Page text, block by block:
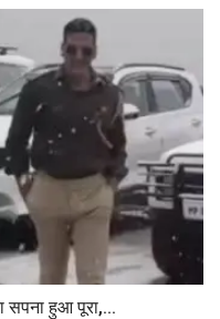
सपना हुआ पूरा,...